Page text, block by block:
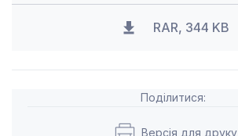
RAR, 344 KB
Поділитися:
Версія для друку